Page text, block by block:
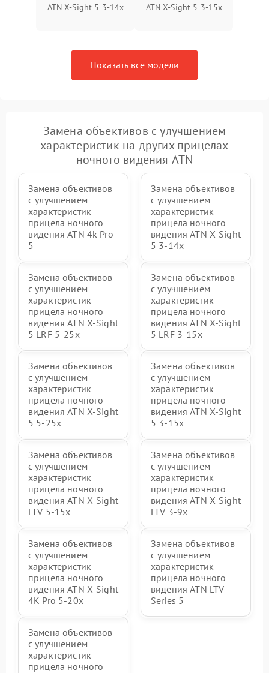
ATN X-Sight 5 3-14x ATN X-Sight 5 3-15x
Показать все модели
Замена объективов с улучшением
характеристик на других прицелах
ночного видения ATN
Замена объективов
с улучшением
характеристик
прицела ночного
видения ATN 4k Pro
5
Замена объективов
с улучшением
характеристик
прицела ночного
видения ATN X-Sight
5 3-14x
Замена объективов
с улучшением
характеристик
прицела ночного
видения ATN X-Sight
5 LRF 5-25x
Замена объективов
с улучшением
характеристик
прицела ночного
видения ATN X-Sight
5 LRF 3-15x
Замена объективов
с улучшением
характеристик
прицела ночного
видения ATN X-Sight
5 5-25x
Замена объективов
с улучшением
характеристик
прицела ночного
видения ATN X-Sight
5 3-15x
Замена объективов
с улучшением
характеристик
прицела ночного
видения ATN X-Sight
LTV 5-15x
Замена объективов
с улучшением
характеристик
прицела ночного
видения ATN X-Sight
LTV 3-9x
Замена объективов
с улучшением
характеристик
прицела ночного
видения ATN X-Sight
4K Pro 5-20x
Замена объективов
с улучшением
характеристик
прицела ночного
видения ATN LTV
Series 5
Замена объективов
с улучшением
характеристик
прицела ночного